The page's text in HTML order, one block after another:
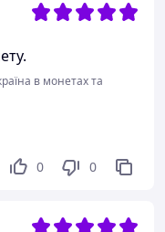
в монетах та
0 0